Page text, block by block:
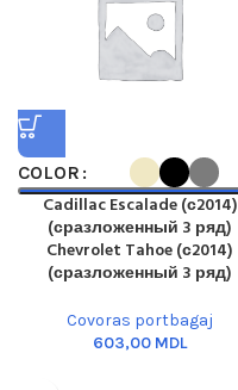
COLOR
Cadillac Escalade (с2014)
(сразложенный 3 ряд)
Chevrolet Tahoe (с2014)
(сразложенный 3 ряд)
Covoras portbagaj
MDL